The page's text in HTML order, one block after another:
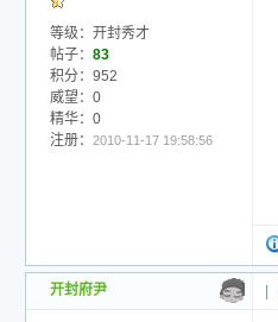
等级：开封秀才
帖子： 83
积分：952
威望：0
精华：0
注册：
2010-11-17 19:58:56
开封府尹